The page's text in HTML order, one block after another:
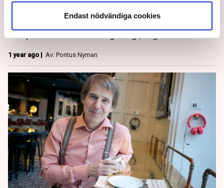
Endast nödvändiga cookies
och bilexperten Claes Hemberg. ”Man kan skylla på
många saker men det kommer inte hjälpa. Den
1 year ago | Av: Pontus Nyman